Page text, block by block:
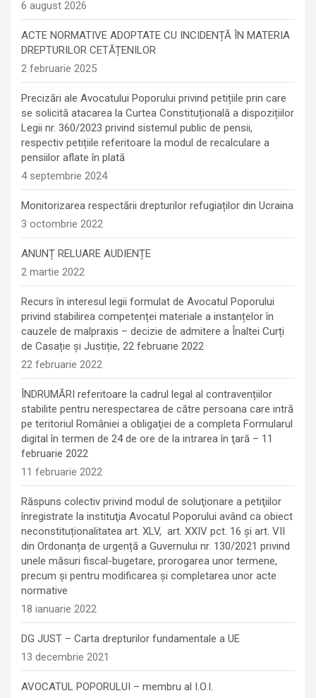
6 august 2026
ACTE NORMATIVE ADOPTATE CU INCIDENȚĂ ÎN MATERIA
DREPTURILOR CETĂȚENILOR
2 februarie 2025
Precizări ale Avocatului Poporului privind petițiile prin care
se solicită atacarea la Curtea Constituțională a dispozițiilor
Legii nr. 360/2023 privind sistemul public de pensii,
respectiv petițiile referitoare la modul de recalculare a
pensiilor aflate în plată
4 septembrie 2024
Monitorizarea respectării drepturilor refugiaților din Ucraina
3 octombrie 2022
ANUNȚ RELUARE AUDIENȚE
2 martie 2022
Recurs în interesul legii formulat de Avocatul Poporului
privind stabilirea competenței materiale a instanțelor în
cauzele de malpraxis – decizie de admitere a Înaltei Curți
de Casație și Justiție, 22 februarie 2022
22 februarie 2022
ÎNDRUMĂRI referitoare la cadrul legal al contravențiilor
stabilite pentru nerespectarea de către persoana care intră
pe teritoriul României a obligaţiei de a completa Formularul
digital în termen de 24 de ore de la intrarea în ţară – 11
februarie 2022
11 februarie 2022
Răspuns colectiv privind modul de soluţionare a petiţiilor
înregistrate la instituţia Avocatul Poporului având ca obiect
neconstituționalitatea art. XLV, art. XXIV pct. 16 și art. VII
din Ordonanța de urgență a Guvernului nr. 130/2021 privind
unele măsuri fiscal-bugetare, prorogarea unor termene,
precum şi pentru modificarea şi completarea unor acte
normative
18 ianuarie 2022
DG JUST – Carta drepturilor fundamentale a UE
13 decembrie 2021
AVOCATUL POPORULUI – membru al I.O.I.